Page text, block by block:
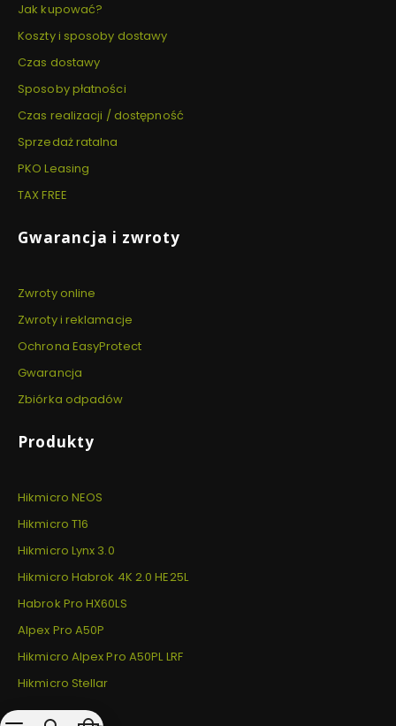
Jak kupować?
Koszty i sposoby dostawy
Czas dostawy
Sposoby płatności
Czas realizacji / dostępność
Sprzedaż ratalna
PKO Leasing
TAX FREE
Gwarancja i zwroty
Zwroty online
Zwroty i reklamacje
Ochrona EasyProtect
Gwarancja
Zbiórka odpadów
Produkty
Hikmicro NEOS
Hikmicro T16
Hikmicro Lynx 3.0
Hikmicro Habrok 4K 2.0 HE25L
Habrok Pro HX60LS
Alpex Pro A50P
Hikmicro Alpex Pro A50PL LRF
Hikmicro Stellar